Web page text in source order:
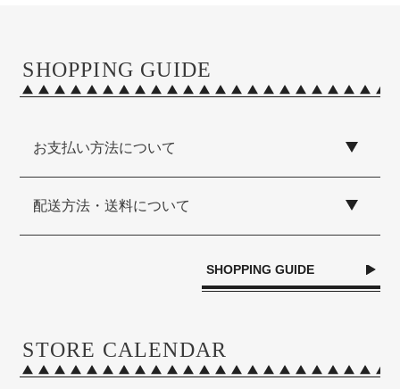
SHOPPING GUIDE
お支払い方法について
配送方法・送料について
SHOPPING GUIDE
STORE CALENDAR